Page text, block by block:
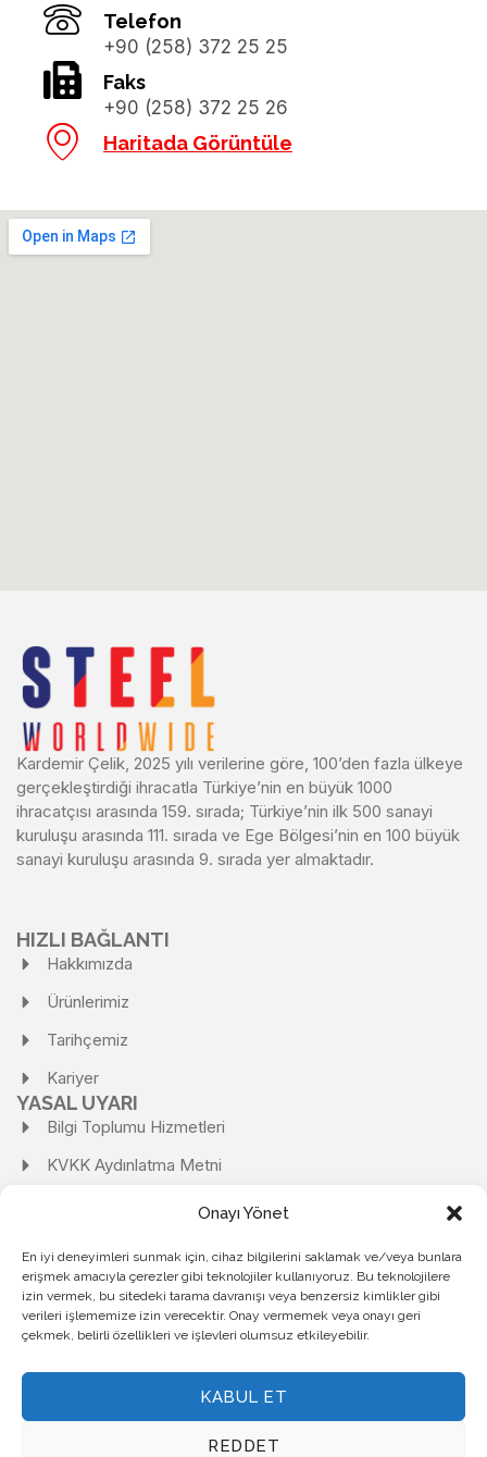
Onayı Yönet
En iyi deneyimleri sunmak için, cihaz bilgilerini saklamak ve/veya bunlara
erişmek amacıyla çerezler gibi teknolojiler kullanıyoruz. Bu teknolojilere
izin vermek, bu sitedeki tarama davranışı veya benzersiz kimlikler gibi
verileri işlememize izin verecektir. Onay vermemek veya onayı geri
çekmek, belirli özellikleri ve işlevleri olumsuz etkileyebilir.
KABUL ET
REDDET
Telefon
+90 (258) 372 25 25
Faks
+90 (258) 372 25 26
Haritada Görüntüle
Kardemir Çelik, 2025 yılı verilerine göre, 100’den fazla ülkeye
gerçekleştirdiği ihracatla Türkiye’nin en büyük 1000
ihracatçısı arasında 159. sırada; Türkiye’nin ilk 500 sanayi
kuruluşu arasında 111. sırada ve Ege Bölgesi’nin en 100 büyük
sanayi kuruluşu arasında 9. sırada yer almaktadır.
HIZLI BAĞLANTI
Hakkımızda
Ürünlerimiz
Tarihçemiz
Kariyer
YASAL UYARI
Bilgi Toplumu Hizmetleri
KVKK Aydınlatma Metni
KVKK Başvuru Formu
Kişisel Verileri Saklama ve İmha Politikası
Çerez Politikası
KARDEMİR ÇELİK SANAYİ A.Ş.